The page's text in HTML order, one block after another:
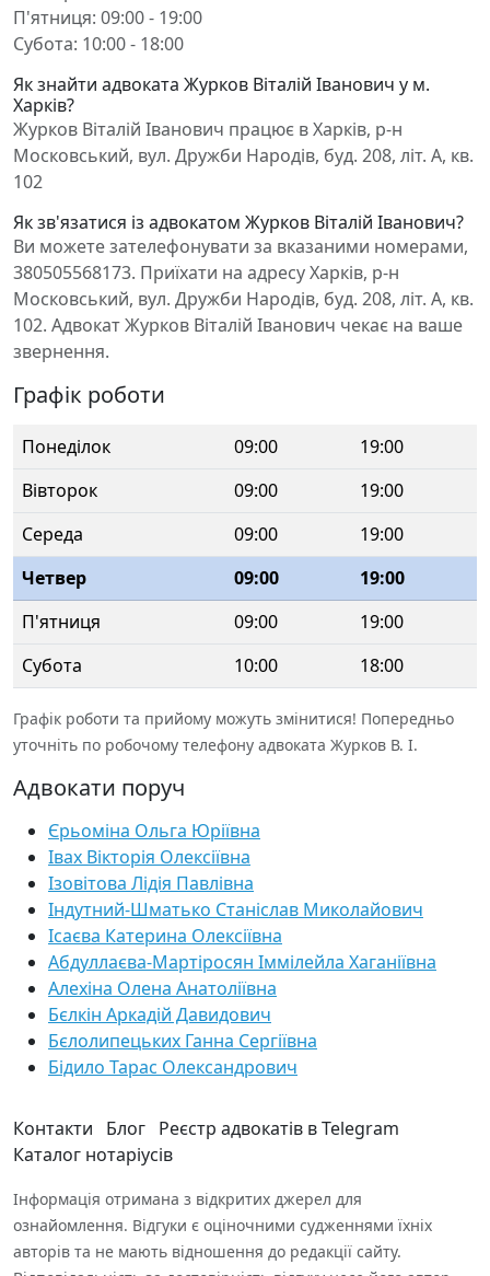
П'ятниця: 09:00 - 19:00
Субота: 10:00 - 18:00
Як знайти адвоката Журков Віталій Іванович у м.
Харків?
Журков Віталій Іванович працює в Харків, р-н
Московський, вул. Дружби Народів, буд. 208, літ. А, кв.
102
Як зв'язатися із адвокатом Журков Віталій Іванович?
Ви можете зателефонувати за вказаними номерами,
380505568173. Приїхати на адресу Харків, р-н
Московський, вул. Дружби Народів, буд. 208, літ. А, кв.
102. Адвокат Журков Віталій Іванович чекає на ваше
звернення.
Графік роботи
Понеділок 09:00
19:00
Вівторок
09:00
19:00
Середа
09:00
19:00
Четвер
09:00
19:00
П'ятниця
09:00
19:00
Субота
10:00 18:00
Графік роботи та прийому можуть змінитися! Попередньо
уточніть по робочому телефону адвоката Журков В. І.
Адвокати поруч
Єрьоміна Ольга Юріївна
Івах Вікторія Олексіївна
Ізовітова Лідія Павлівна
Індутний-Шматько Станіслав Миколайович
Ісаєва Катерина Олексіївна
Абдуллаєва-Мартіросян Іммілейла Хаганіївна
Алехіна Олена Анатоліївна
Бєлкін Аркадій Давидович
Бєлолипецьких Ганна Сергіївна
Бідило Тарас Олександрович
Контакти Блог Реєстр адвокатів в Telegram
Каталог нотаріусів
Інформація отримана з відкритих джерел для
ознайомлення. Відгуки є оціночними судженнями їхніх
авторів та не мають відношення до редакції сайту.